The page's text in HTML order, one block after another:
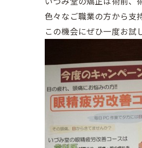
色々なご職業の方から支
この機会にぜひ一度お試